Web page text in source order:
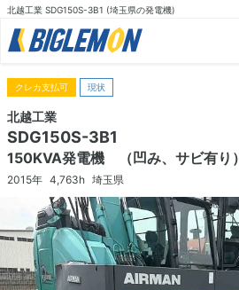
北越工業 SDG150S-3B1 (埼玉県の発電機)
クレカ支払可 現状
北越工業
SDG150S-3B1
150KVA発電機 （凹み、サビ有り）
2015年 4,763h 埼玉県